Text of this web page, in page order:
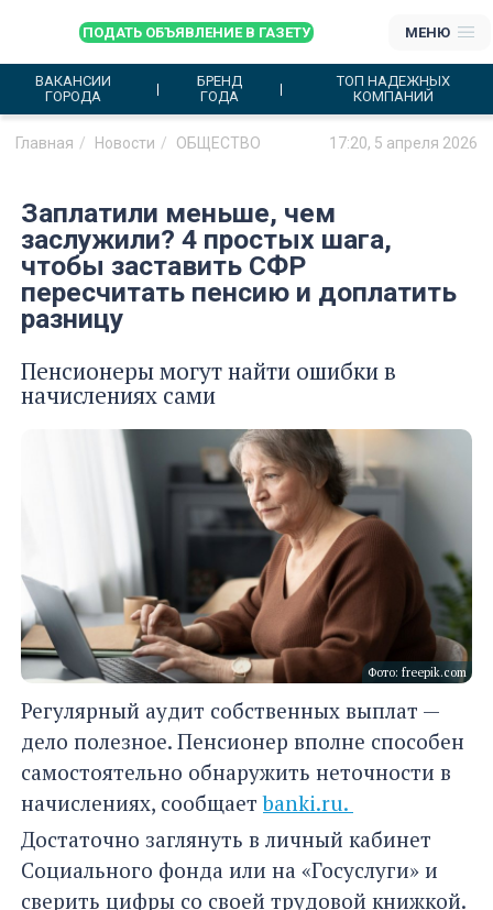
ПОДАТЬ ОБЪЯВЛЕНИЕ В ГАЗЕТУ МЕНЮ
ВАКАНСИИ
ГОРОДА
БРЕНД
ГОДА
ТОП НАДЕЖНЫХ
КОМПАНИЙ
Главная Новости ОБЩЕСТВО 17:20, 5 апреля 2026
Заплатили меньше, чем
заслужили? 4 простых шага,
чтобы заставить СФР
пересчитать пенсию и доплатить
разницу
Пенсионеры могут найти ошибки в
начислениях сами
Фото: freepik.com
Регулярный аудит собственных выплат —
дело полезное. Пенсионер вполне способен
самостоятельно обнаружить неточности в
начислениях, сообщаетbanki.ru.
Достаточно заглянуть в личный кабинет
Социального фонда или на «Госуслуги» и
сверить цифры со своей трудовой книжкой.